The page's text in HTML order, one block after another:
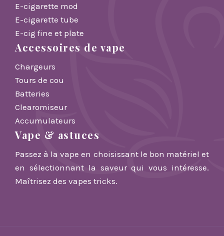
E-cigarette mod
E-cigarette tube
E-cig fine et plate
Accessoires de vape
Chargeurs
Tours de cou
Batteries
Clearomiseur
Accumulateurs
Vape & astuces
Passez à la vape en choisissant le bon matériel et
en sélectionnant la saveur qui vous intéresse.
Maîtrisez des vapes tricks.